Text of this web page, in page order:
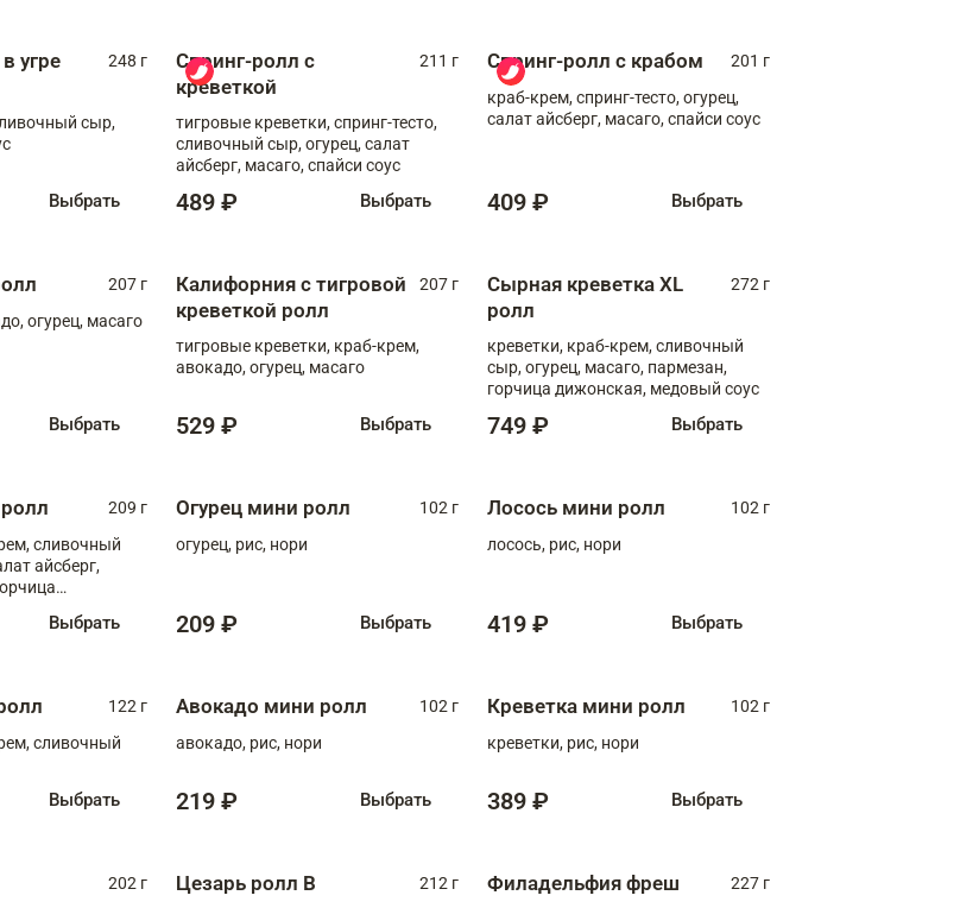
угре
248 г
сыр,
Выбрать
Спринг-ролл с
креветкой
211 г
тигровые креветки, спринг-тесто,
сливочный сыр, огурец, салат
айсберг, масаго, спайси соус
489 ₽ Выбрать
Спринг-ролл с крабом
201 г
краб-крем, спринг-тесто, огурец,
салат айсберг, масаго, спайси соус
409 ₽ Выбрать
207 г
огурец, масаго
Выбрать
Калифорния с тигровой
креветкой ролл
207 г
тигровые креветки, краб-крем,
авокадо, огурец, масаго
529 ₽ Выбрать
Сырная креветка XL
ролл
272 г
креветки, краб-крем, сливочный
сыр, огурец, масаго, пармезан,
горчица дижонская, медовый соус
749 ₽ Выбрать
209 г
сливочный
айсберг,
Выбрать
Огурец мини ролл
102 г
огурец, рис, нори
209 ₽ Выбрать
Лосось мини ролл
102 г
лосось, рис, нори
419 ₽ Выбрать
122 г
сливочный
Выбрать
Авокадо мини ролл
102 г
авокадо, рис, нори
219 ₽ Выбрать
Креветка мини ролл
102 г
креветки, рис, нори
389 ₽ Выбрать
202 г
Цезарь ролл В
212 г
Филадельфия фреш
227 г